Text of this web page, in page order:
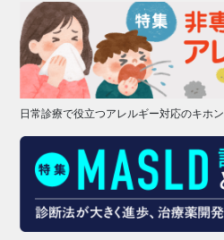
日常診療で役立つアレルギー対応のキホン